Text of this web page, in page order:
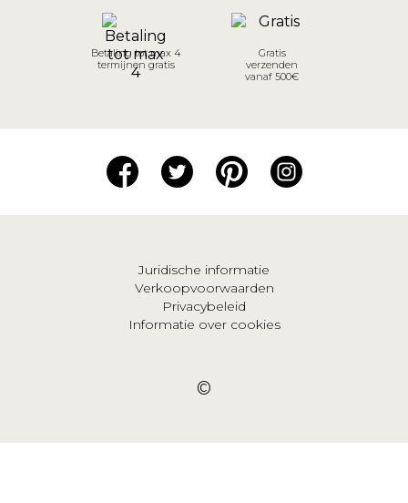
Betaling tot max 4
termijnen gratis
Gratis
verzenden
vanaf 500€
Juridische informatie
Verkoopvoorwaarden
Privacybeleid
Informatie over cookies
©